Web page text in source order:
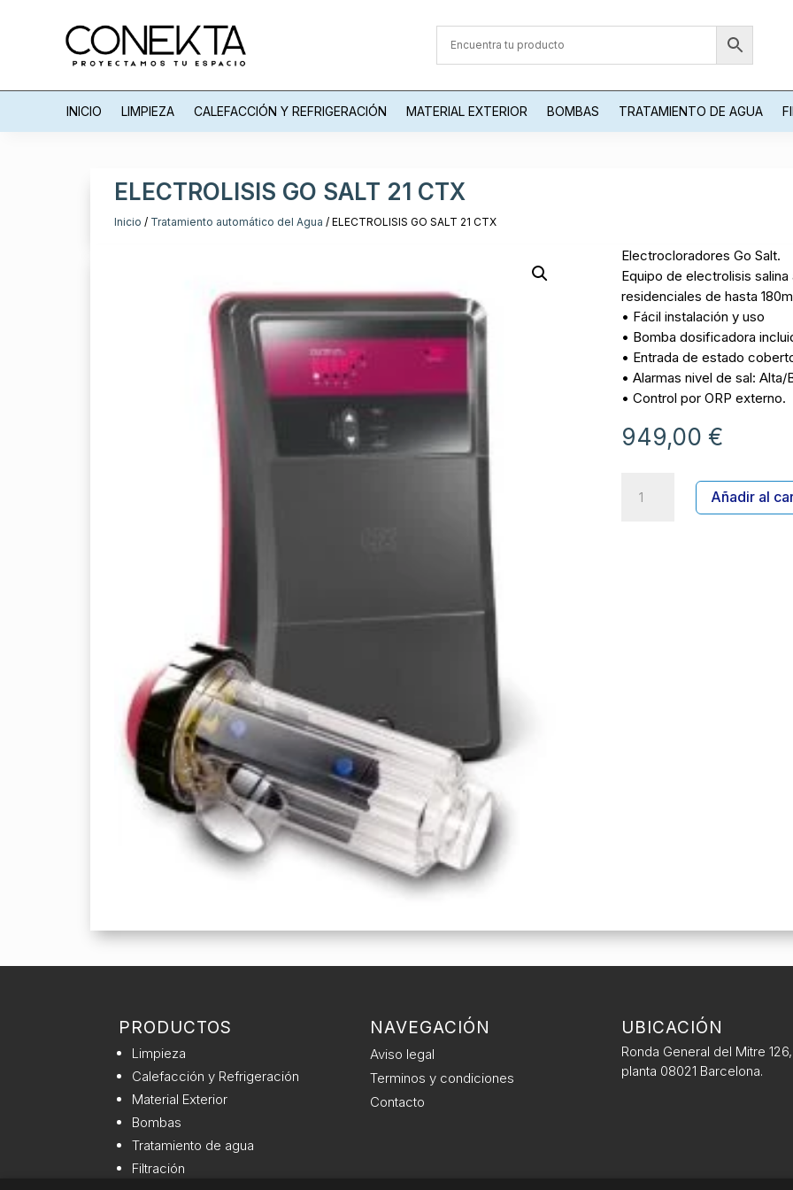
INICIO LIMPIEZA CALEFACCIÓN Y REFRIGERACIÓN MATERIAL EXTERIOR BOMBAS TRATAMIENTO DE AGUA
ELECTROLISIS GO SALT 21 CTX
Inicio / Tratamiento automático del Agua / ELECTROLISIS GO SALT 21 CTX
Electrocloradores Go Salt.
Equipo de electrolisis
residenciales de hasta
• Fácil instalación y uso
• Bomba dosificadora
• Entrada de estado
• Alarmas nivel de sal: Alta/
• Control por ORP externo.
949,00 €
ELECTROLISIS
Añadir al
PRODUCTOS
Limpieza
Calefacción y Refrigeración
Material Exterior
Bombas
Tratamiento de agua
Filtración
NAVEGACIÓN
Aviso legal
Terminos y condiciones
Contacto
UBICACIÓN
Ronda General del Mitre
planta 08021 Barcelona.